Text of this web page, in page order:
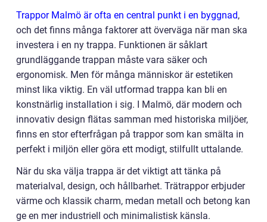
Trappor Malmö är ofta en central punkt i en byggnad,
och det finns många faktorer att överväga när man ska
investera i en ny trappa. Funktionen är såklart
grundläggande trappan måste vara säker och
ergonomisk. Men för många människor är estetiken
minst lika viktig. En väl utformad trappa kan bli en
konstnärlig installation i sig. I Malmö, där modern och
innovativ design flätas samman med historiska miljöer,
finns en stor efterfrågan på trappor som kan smälta in
perfekt i miljön eller göra ett modigt, stilfullt uttalande.
När du ska välja trappa är det viktigt att tänka på
materialval, design, och hållbarhet. Trätrappor erbjuder
värme och klassik charm, medan metall och betong kan
ge en mer industriell och minimalistisk känsla.